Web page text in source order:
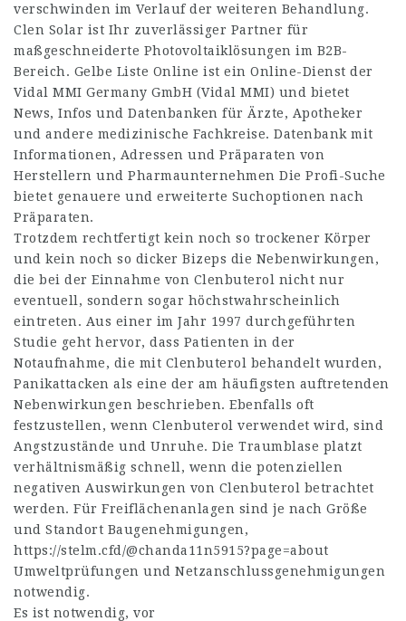
verschwinden im Verlauf der weiteren Behandlung.
Clen Solar ist Ihr zuverlässiger Partner für
maßgeschneiderte Photovoltaiklösungen im B2B-
Bereich. Gelbe Liste Online ist ein Online-Dienst der
Vidal MMI Germany GmbH (Vidal MMI) und bietet
News, Infos und Datenbanken für Ärzte, Apotheker
und andere medizinische Fachkreise. Datenbank mit
Informationen, Adressen und Präparaten von
Herstellern und Pharmaunternehmen Die Profi-Suche
bietet genauere und erweiterte Suchoptionen nach
Präparaten.
Trotzdem rechtfertigt kein noch so trockener Körper
und kein noch so dicker Bizeps die Nebenwirkungen,
die bei der Einnahme von Clenbuterol nicht nur
eventuell, sondern sogar höchstwahrscheinlich
eintreten. Aus einer im Jahr 1997 durchgeführten
Studie geht hervor, dass Patienten in der
Notaufnahme, die mit Clenbuterol behandelt wurden,
Panikattacken als eine der am häufigsten auftretenden
Nebenwirkungen beschrieben. Ebenfalls oft
festzustellen, wenn Clenbuterol verwendet wird, sind
Angstzustände und Unruhe. Die Traumblase platzt
verhältnismäßig schnell, wenn die potenziellen
negativen Auswirkungen von Clenbuterol betrachtet
werden. Für Freiflächenanlagen sind je nach Größe
und Standort Baugenehmigungen,
https://stelm.cfd/@chanda11n5915?page=about
Umweltprüfungen und Netzanschlussgenehmigungen
notwendig.
Es ist notwendig, vor